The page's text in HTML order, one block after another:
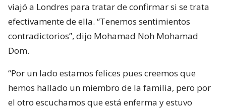
viajó a Londres para tratar de confirmar si se trata
efectivamente de ella. “Tenemos sentimientos
contradictorios”, dijo Mohamad Noh Mohamad
Dom.
“Por un lado estamos felices pues creemos que
hemos hallado un miembro de la familia, pero por
el otro escuchamos que está enferma y estuvo